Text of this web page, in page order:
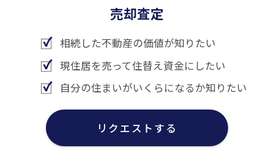
売却査定
相続した不動産の価値が知りたい
現住居を売って住替え資金にしたい
自分の住まいがいくらになるか知りたい
リクエストする